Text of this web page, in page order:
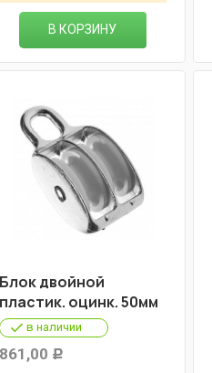
В КОРЗИНУ
Блок двойной
пластик. оцинк. 50мм
в наличии
861,00 Р